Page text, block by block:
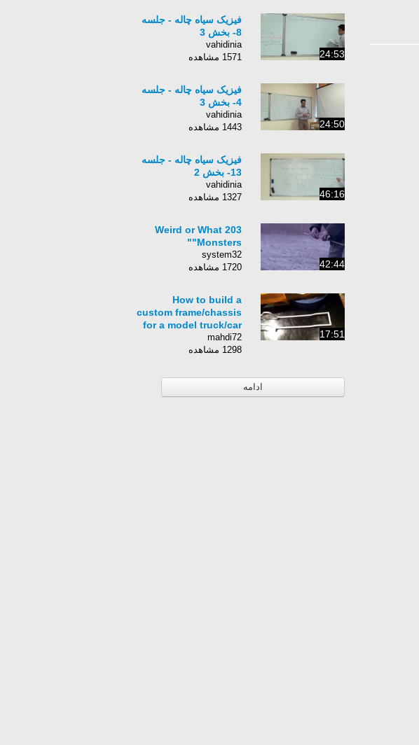
24:53
فیزیک سیاه چاله - جلسه
8- بخش 3
vahidinia
1571 مشاهده
24:50
فیزیک سیاه چاله - جلسه
4- بخش 3
vahidinia
1443 مشاهده
46:16
فیزیک سیاه چاله - جلسه
13- بخش 2
vahidinia
1327 مشاهده
42:44
Weird or What 203
"Monsters"
system32
1720 مشاهده
17:51
How to build a
custom frame/chassis
for a model truck/car
mahdi72
1298 مشاهده
ادامه